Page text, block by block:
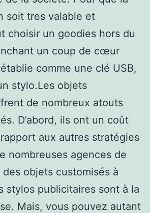
soit tres valable et
choisir un goodies hors du
un coup de cœur
comme une clé USB,
stylo.Les objets
de nombreux atouts
D’abord, ils ont un coût
aux autres stratégies
nombreuses agences de
objets customisés à
stylos publicitaires sont à la
Mais, vous pouvez autant